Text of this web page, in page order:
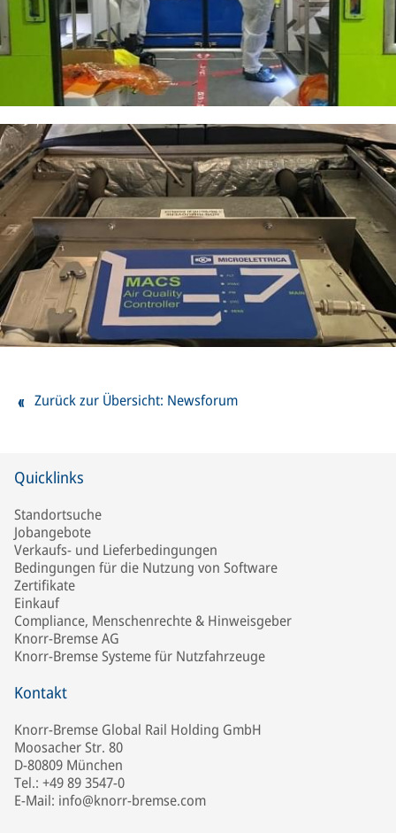
Zurück zur Übersicht: Newsforum
Quicklinks
Standortsuche
Jobangebote
Verkaufs- und Lieferbedingungen
Bedingungen für die Nutzung von Software
Zertifikate
Einkauf
Compliance, Menschenrechte & Hinweisgeber
Knorr-Bremse AG
Knorr-Bremse Systeme für Nutzfahrzeuge
Kontakt
Knorr-Bremse Global Rail Holding GmbH
Moosacher Str. 80
D-80809 München
Tel.: +49 89 3547-0
E-Mail: info@knorr-bremse.com